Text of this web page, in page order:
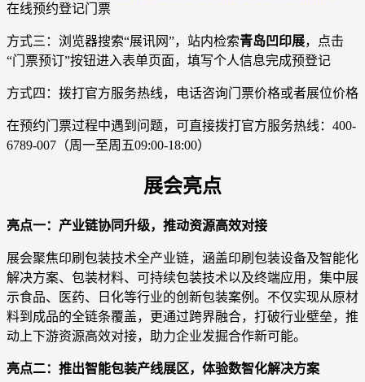
在线预约登记门票
方式三：浏览器搜索“展讯网”，站内检索青岛凹印展，点击
“门票预订”按钮进入表单页面，填写个人信息完成预登记
方式四：拨打官方服务热线，电话咨询门票价格或者展位价格
在预约门票过程中遇到问题，可直接拨打官方服务热线：400-
6789-007（周一至周五09:00-18:00）
展会亮点
亮点一：产业链协同升级，推动资源高效对接
展会聚焦印刷包装技术全产业链，涵盖印刷包装设备及智能化
解决方案、包装材料、可持续包装技术以及终端应用，集中展
示食品、医药、日化等行业的创新包装案例。不仅实现从原材
料到成品的全链条覆盖，更通过跨界融合，打破行业壁垒，推
动上下游资源高效对接，助力企业发掘合作新可能。
亮点二：推出智能包装产线展区，体验数智化解决方案